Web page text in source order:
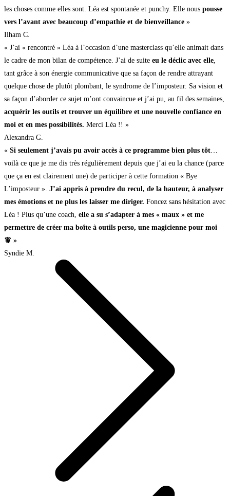
les choses comme elles sont. Léa est spontanée et punchy. Elle nous pousse
vers l’avant avec beaucoup d’empathie et de bienveillance »
Ilham C.
« J’ai « rencontré » Léa à l’occasion d’une masterclass qu’elle animait dans
le cadre de mon bilan de compétence. J’ai de suite eu le déclic avec elle
tant grâce à son énergie communicative que sa façon de rendre attrayant
quelque chose de plutôt plombant, le syndrome de l’imposteur. Sa vision et
sa façon d’aborder ce sujet m’ont convaincue et j’ai pu, au fil des semaines,
acquérir les outils et trouver un équilibre et une nouvelle confiance en
moi et en mes possibilités. Merci Léa !! »
Alexandra G.
« Si seulement j’avais pu avoir accès à ce programme bien plus tôt
voilà ce que je me dis très régulièrement depuis que j’ai eu la chance (parce
que ça en est clairement une) de participer à cette formation « Bye
L’imposteur ». J’ai appris à prendre du recul, de la hauteur, à analyser
mes émotions et ne plus les laisser me diriger. Foncez sans hésitation avec
Léa ! Plus qu’une coach, elle a su s’adapter à mes « maux » et me
permettre de créer ma boîte à outils perso, une magicienne pour moi
🧚 »
Syndie M.